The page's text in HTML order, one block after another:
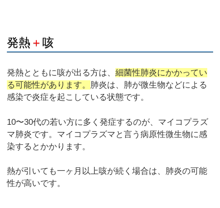
発熱 ＋ 咳
発熱とともに咳が出る方は、細菌性肺炎にかかってい
る可能性があります。 肺炎は、肺が微生物などによる
感染で炎症を起こしている状態です。
10〜30代の若い方に多く発症するのが、マイコプラズ
マ肺炎です。マイコプラズマと言う病原性微生物に感
染するとかかります。
熱が引いても一ヶ月以上咳が続く場合は、肺炎の可能
性が高いです。